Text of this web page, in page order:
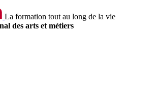
La formation tout au long de la vie
des arts et métiers